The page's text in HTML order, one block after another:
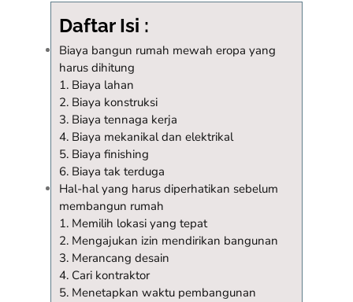
Daftar Isi :
Biaya bangun rumah mewah eropa yang
harus dihitung
1. Biaya lahan
2. Biaya konstruksi
3. Biaya tennaga kerja
4. Biaya mekanikal dan elektrikal
5. Biaya finishing
6. Biaya tak terduga
Hal-hal yang harus diperhatikan sebelum
membangun rumah
1. Memilih lokasi yang tepat
2. Mengajukan izin mendirikan bangunan
3. Merancang desain
4. Cari kontraktor
5. Menetapkan waktu pembangunan